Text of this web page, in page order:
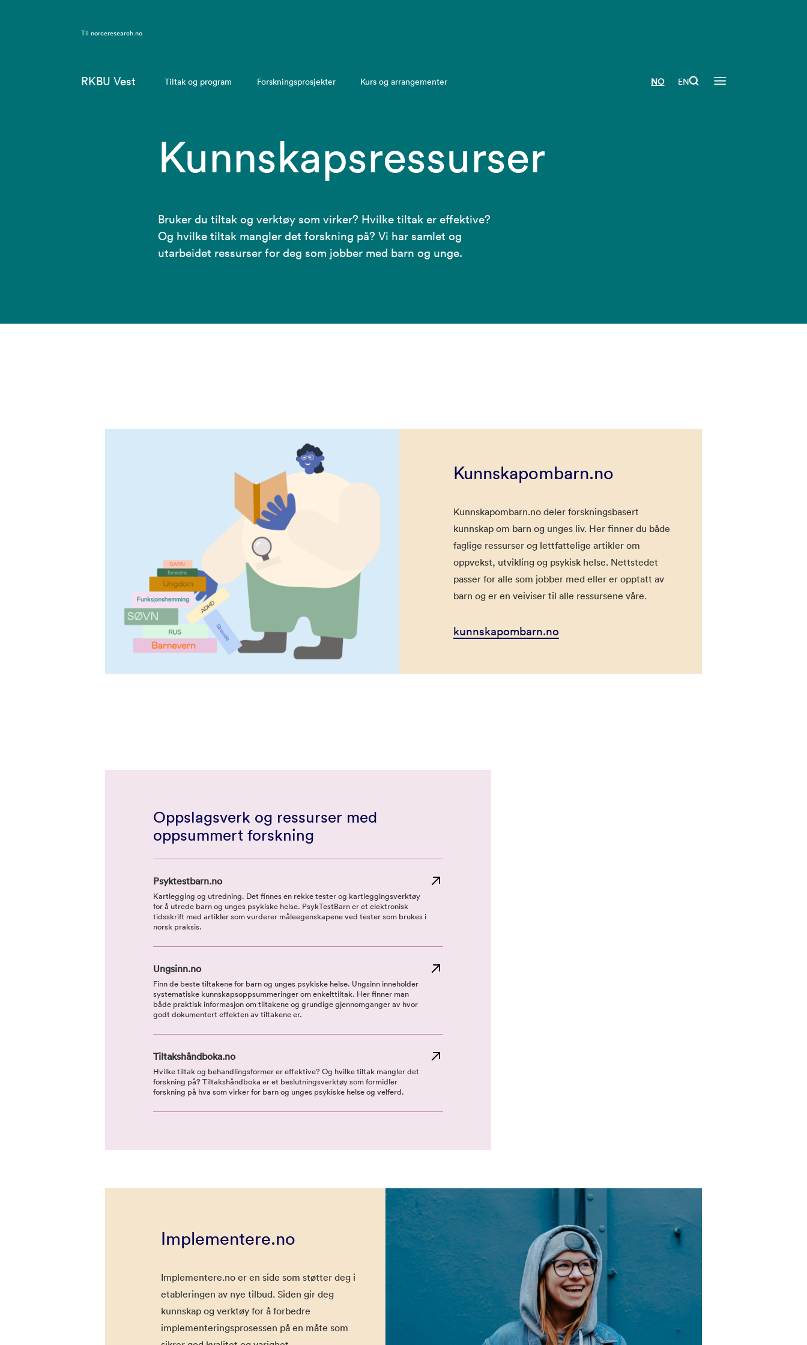
Til norceresearch.no
RKBU Vest Tiltak og program Forskningsprosjekter Kurs og arrangementer NO EN
Kunnskapsressurser
Bruker du tiltak og verktøy som virker? Hvilke tiltak er effektive?
Og hvilke tiltak mangler det forskning på? Vi har samlet og
utarbeidet ressurser for deg som jobber med barn og unge.
Kunnskapombarn.no
Kunnskapombarn.no deler forskningsbasert
kunnskap om barn og unges liv. Her finner du både
faglige ressurser og lettfattelige artikler om
oppvekst, utvikling og psykisk helse. Nettstedet
passer for alle som jobber med eller er opptatt av
barn og er en veiviser til alle ressursene våre.
kunnskapombarn.no
Oppslagsverk og ressurser med
oppsummert forskning
Psyktestbarn.no
Kartlegging og utredning. Det finnes en rekke tester og kartleggingsverktøy
for å utrede barn og unges psykiske helse. PsykTestBarn er et elektronisk
tidsskrift med artikler som vurderer måleegenskapene ved tester som brukes i
norsk praksis.
Ungsinn.no
Finn de beste tiltakene for barn og unges psykiske helse. Ungsinn inneholder
systematiske kunnskapsoppsummeringer om enkelttiltak. Her finner man
både praktisk informasjon om tiltakene og grundige gjennomganger av hvor
godt dokumentert effekten av tiltakene er.
Tiltakshåndboka.no
Hvilke tiltak og behandlingsformer er effektive? Og hvilke tiltak mangler det
forskning på? Tiltakshåndboka er et beslutningsverktøy som formidler
forskning på hva som virker for barn og unges psykiske helse og velferd.
Implementere.no
Implementere.no er en side som støtter deg i
etableringen av nye tilbud. Siden gir deg
kunnskap og verktøy for å forbedre
implementeringsprosessen på en måte som